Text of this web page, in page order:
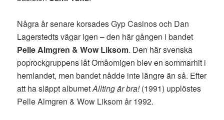
Några år senare korsades Gyp Casinos och Dan
Lagerstedts vägar igen – den här gången i bandet
Pelle Almgren & Wow Liksom. Den här svenska
poprockgruppens låt Omåomigen blev en sommarhit i
hemlandet, men bandet nådde inte längre än så. Efter
att ha släppt albumetAllting är bra!(1991) upplöstes
Pelle Almgren & Wow Liksom år 1992.